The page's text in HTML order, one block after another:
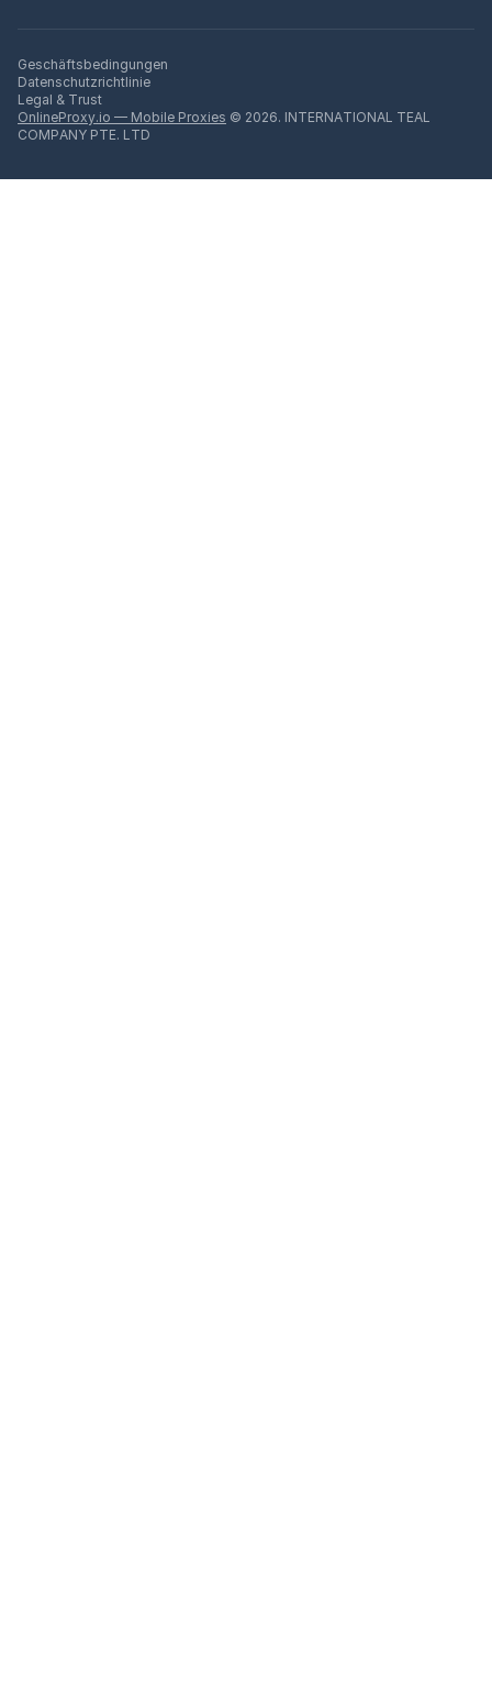
Geschäftsbedingungen
Datenschutzrichtlinie
Legal & Trust
OnlineProxy.io — Mobile Proxies © 2026. INTERNATIONAL TEAL
COMPANY PTE. LTD